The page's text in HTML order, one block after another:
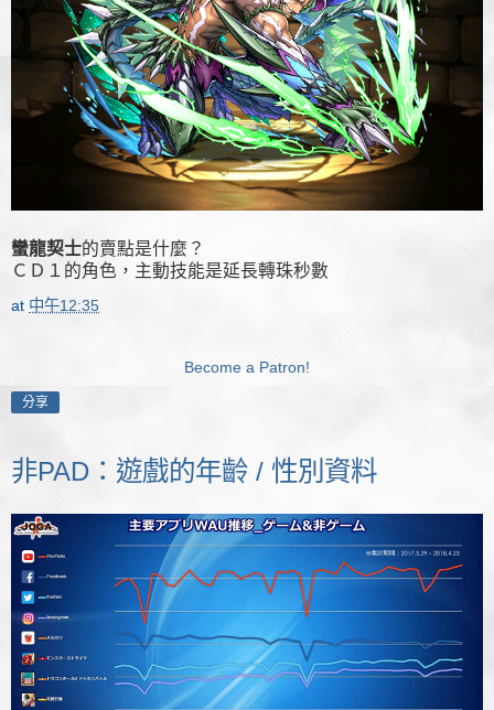
蠻龍契士的賣點是什麼？
ＣＤ１的角色，主動技能是延長轉珠秒數
at 中午12:35
Become a Patron!
分享
非PAD：遊戲的年齡 / 性別資料